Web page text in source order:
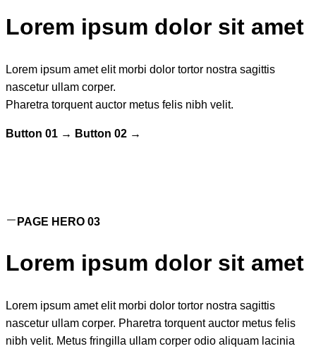
Lorem ipsum dolor sit amet
Lorem ipsum amet elit morbi dolor tortor nostra sagittis
nascetur ullam corper.
Pharetra torquent auctor metus felis nibh velit.
Button 01 → Button 02 →
PAGE HERO 03
Lorem ipsum dolor sit amet
Lorem ipsum amet elit morbi dolor tortor nostra sagittis
nascetur ullam corper. Pharetra torquent auctor metus felis
nibh velit. Metus fringilla ullam corper odio aliquam lacinia